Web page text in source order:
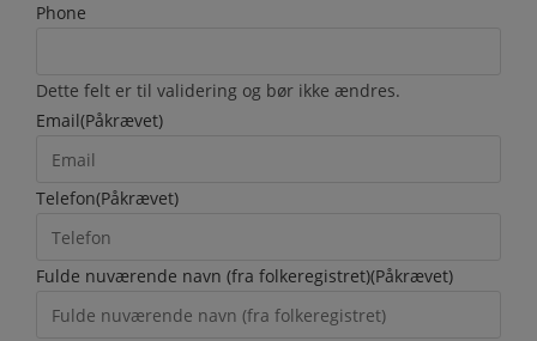
Phone
Dette felt er til validering og bør ikke ændres.
Email(Påkrævet)
Telefon(Påkrævet)
Fulde nuværende navn (fra folkeregistret)(Påkrævet)